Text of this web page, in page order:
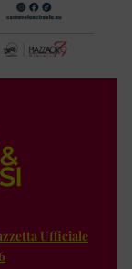
Ufficiale